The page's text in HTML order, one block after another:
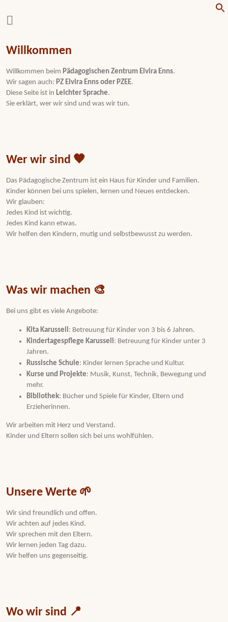
Willkommen
Willkommen beim Pädagogischen Zentrum Elvira Enns.
Wir sagen auch: PZ Elvira Enns oder PZEE.
Diese Seite ist in Leichter Sprache.
Sie erklärt, wer wir sind und was wir tun.
Wer wir sind 🧡
Das Pädagogische Zentrum ist ein Haus für Kinder und Familien.
Kinder können bei uns spielen, lernen und Neues entdecken.
Wir glauben:
Jedes Kind ist wichtig.
Jedes Kind kann etwas.
Wir helfen den Kindern, mutig und selbstbewusst zu werden.
Was wir machen 🎨
Bei uns gibt es viele Angebote:
Kita Karussell: Betreuung für Kinder von 3 bis 6 Jahren.
Kindertagespflege Karussell: Betreuung für Kinder unter 3
Jahren.
Russische Schule: Kinder lernen Sprache und Kultur.
Kurse und Projekte: Musik, Kunst, Technik, Bewegung und
mehr.
Bibliothek: Bücher und Spiele für Kinder, Eltern und
Erzieherinnen.
Wir arbeiten mit Herz und Verstand.
Kinder und Eltern sollen sich bei uns wohlfühlen.
Unsere Werte 🌱
Wir sind freundlich und offen.
Wir achten auf jedes Kind.
Wir sprechen mit den Eltern.
Wir lernen jeden Tag dazu.
Wir helfen uns gegenseitig.
Wo wir sind 📍